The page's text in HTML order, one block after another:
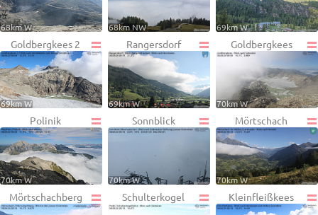
68km W 68km NW 69km W
Goldbergkees 2
69km W
Rangersdorf
69km W
Goldbergkees
70km W
Polinik
70km W
Sonnblick
70km W
Mörtschach
70km W
Mörtschachberg Schulterkogel Kleinfleißkees